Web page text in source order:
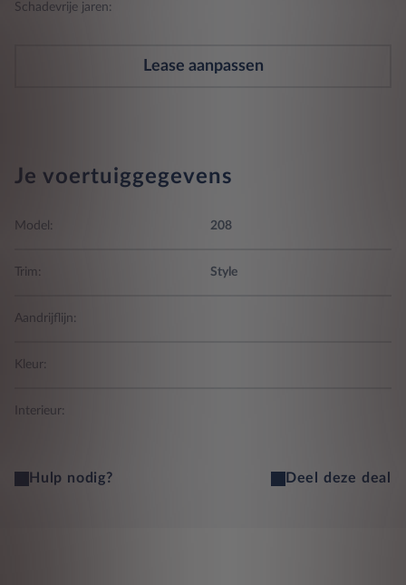
Schadevrije jaren:
Lease aanpassen
Je voertuiggegevens
Model: 208
Trim: Style
Aandrijflijn:
Kleur:
Interieur:
Hulp nodig? Deel deze deal